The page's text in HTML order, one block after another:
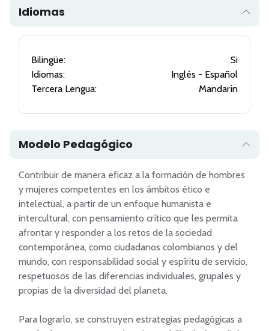
Idiomas
Bilingüe:
Si
Idiomas:
Inglés - Español
Tercera Lengua:
Mandarín
Modelo Pedagógico
Contribuir de manera eficaz a la formación de hombres
y mujeres competentes en los ámbitos ético e
intelectual, a partir de un enfoque humanista e
intercultural, con pensamiento crítico que les permita
afrontar y responder a los retos de la sociedad
contemporánea, como ciudadanos colombianos y del
mundo, con responsabilidad social y espíritu de servicio,
respetuosos de las diferencias individuales, grupales y
propias de la diversidad del planeta.
Para lograrlo, se construyen estrategias pedagógicas a